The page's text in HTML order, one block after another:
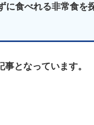
に食べれる非常食を
となっています。